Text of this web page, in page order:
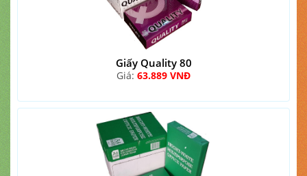
Giấy Quality 80
Giá: 63.889 VNĐ